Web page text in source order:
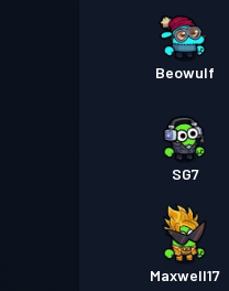
Beowulf
SG7
Maxwell17